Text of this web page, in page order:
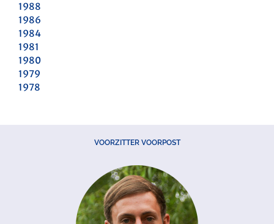
1988
1986
1984
1981
1980
1979
1978
VOORZITTER VOORPOST